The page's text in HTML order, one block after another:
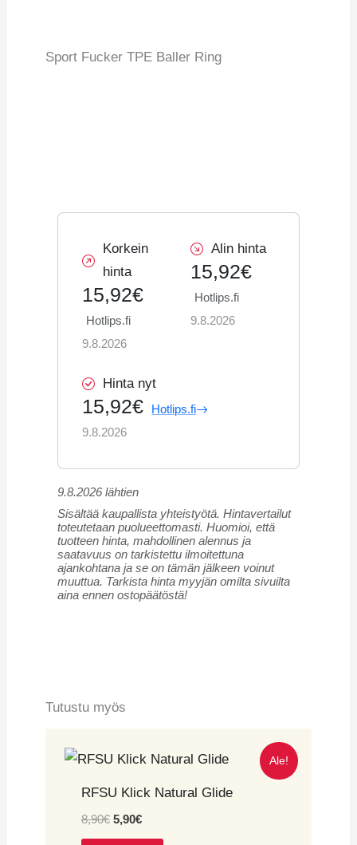
Sport Fucker TPE Baller Ring
Korkein
hinta
15,92€
Hotlips.fi
9.8.2026
Alin hinta
15,92€
Hotlips.fi
9.8.2026
Hinta nyt
15,92€
Hotlips.fi
9.8.2026
9.8.2026 lähtien
Sisältää kaupallista yhteistyötä. Hintavertailut
toteutetaan puolueettomasti. Huomioi, että
tuotteen hinta, mahdollinen alennus ja
saatavuus on tarkistettu ilmoitettuna
ajankohtana ja se on tämän jälkeen voinut
muuttua. Tarkista hinta myyjän omilta sivuilta
aina ennen ostopäätöstä!
Tutustu myös
Ale!
RFSU Klick Natural Glide
8,90€ 5,90€